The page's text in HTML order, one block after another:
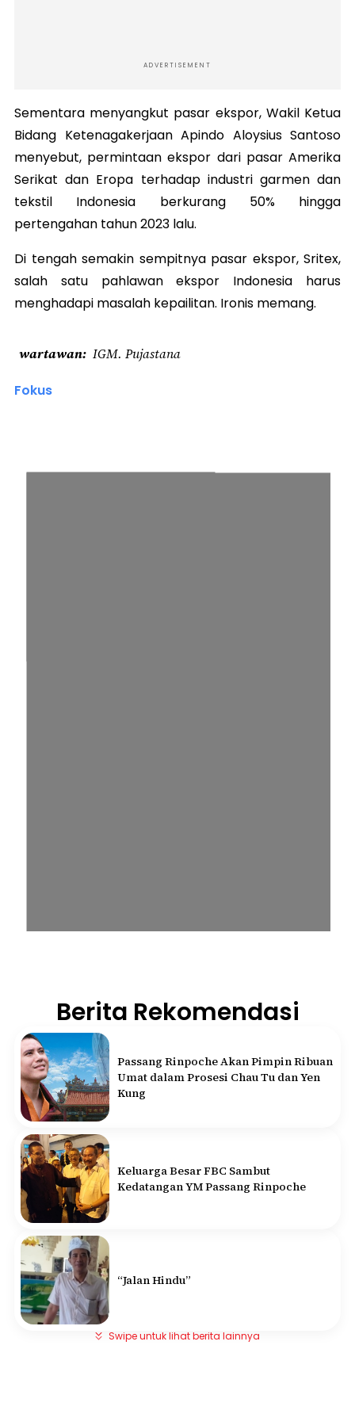
ADVERTISEMENT
Sementara menyangkut pasar ekspor, Wakil Ketua
Bidang Ketenagakerjaan Apindo Aloysius Santoso
menyebut, permintaan ekspor dari pasar Amerika
Serikat dan Eropa terhadap industri garmen dan
tekstil Indonesia berkurang 50% hingga
pertengahan tahun 2023 lalu.
Di tengah semakin sempitnya pasar ekspor, Sritex,
salah satu pahlawan ekspor Indonesia harus
menghadapi masalah kepailitan. Ironis memang.
wartawan IGM. Pujastana
Fokus
Berita Rekomendasi
Passang Rinpoche Akan Pimpin Ribuan
Umat dalam Prosesi Chau Tu dan Yen
Kung
Keluarga Besar FBC Sambut
Kedatangan YM Passang Rinpoche
“Jalan Hindu”
Swipe untuk lihat berita lainnya